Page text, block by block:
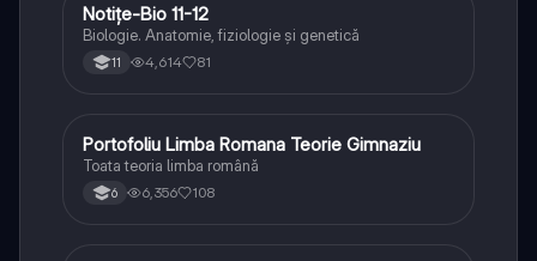
Biologie
Notițe-Bio 11-12
Biologie. Anatomie, fiziologie și genetică
11 4,614 81
Limba și literatura română
Portofoliu Limba Romana Teorie Gimnaziu
Toata teoria limba română
6 6,356 108